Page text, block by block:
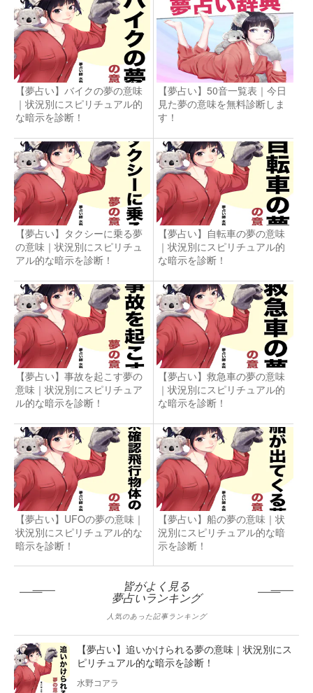
【夢占い】バイクの夢の意味
｜状況別にスピリチュアル的
な暗示を診断！
【夢占い】50音一覧表｜今日
見た夢の意味を無料診断しま
す！
【夢占い】タクシーに乗る夢
の意味｜状況別にスピリチュ
アル的な暗示を診断！
【夢占い】自転車の夢の意味
｜状況別にスピリチュアル的
な暗示を診断！
【夢占い】事故を起こす夢の
意味｜状況別にスピリチュア
ル的な暗示を診断！
【夢占い】救急車の夢の意味
｜状況別にスピリチュアル的
な暗示を診断！
【夢占い】UFOの夢の意味｜
状況別にスピリチュアル的な
暗示を診断！
【夢占い】船の夢の意味｜状
況別にスピリチュアル的な暗
示を診断！
皆がよく見る
夢占いランキング
人気のあった記事ランキング
【夢占い】追いかけられる夢の意味｜状況別にス
ピリチュアル的な暗示を診断！
水野コアラ